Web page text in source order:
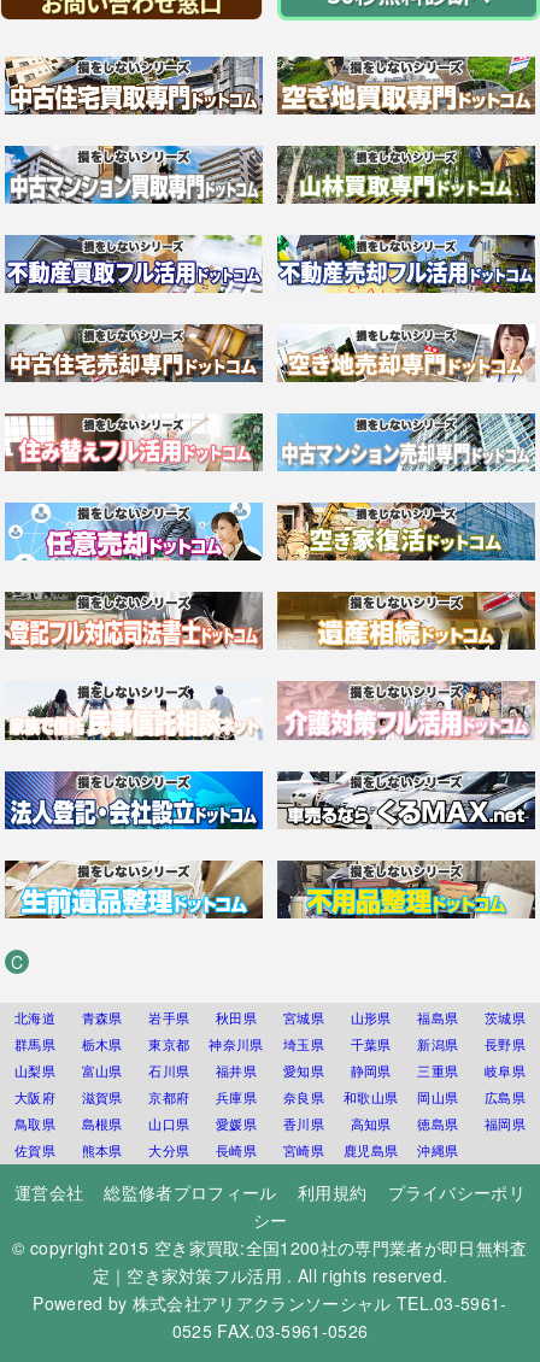
C
北海道 青森県 岩手県 秋田県 宮城県 山形県 福島県
茨城県
群馬県
栃木県 東京都 神奈川県 埼玉県 千葉県 新潟県
長野県
山梨県
富山県 石川県 福井県 愛知県 静岡県 三重県
岐阜県
大阪府
滋賀県 京都府 兵庫県 奈良県 和歌山県 岡山県
広島県
鳥取県
島根県 山口県 愛媛県 香川県 高知県 徳島県
福岡県
佐賀県
熊本県 大分県 長崎県 宮崎県 鹿児島県 沖縄県
運営会社 総監修者プロフィール 利用規約
プライバシーポリ
シー
© copyright 2015 空き家買取:全国1200社の専門業者が即日無料査
定｜空き家対策フル活用 . All rights reserved.
Powered by 株式会社アリアクランソーシャル TEL.03-5961-
0525 FAX.03-5961-0526